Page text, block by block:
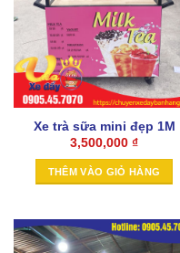
Xe trà sữa mini đẹp 1M
3,500,000 ₫
THÊM VÀO GIỎ HÀNG